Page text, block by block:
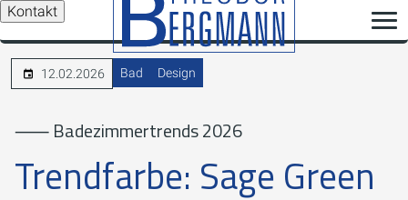
Kontakt
12.02.2026 Bad Design
⸺ Badezimmertrends 2026
Trendfarbe: Sage Green